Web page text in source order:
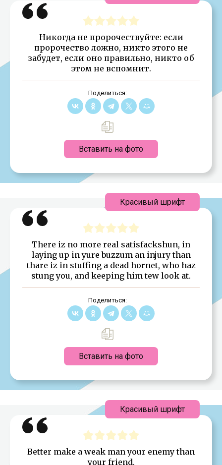
Никогда не пророчествуйте: если
пророчество ложно, никто этого не
забудет, если оно правильно, никто об
этом не вспомнит.
Поделиться:
Вставить на фото
There iz no more real satisfackshun, in
laying up in yure buzzum an injury than
thare iz in stuffing a dead hornet, who haz
stung you, and keeping him tew look at.
Поделиться:
Вставить на фото
Красивый шрифт
Better make a weak man your enemy than
your friend.
Красивый шрифт